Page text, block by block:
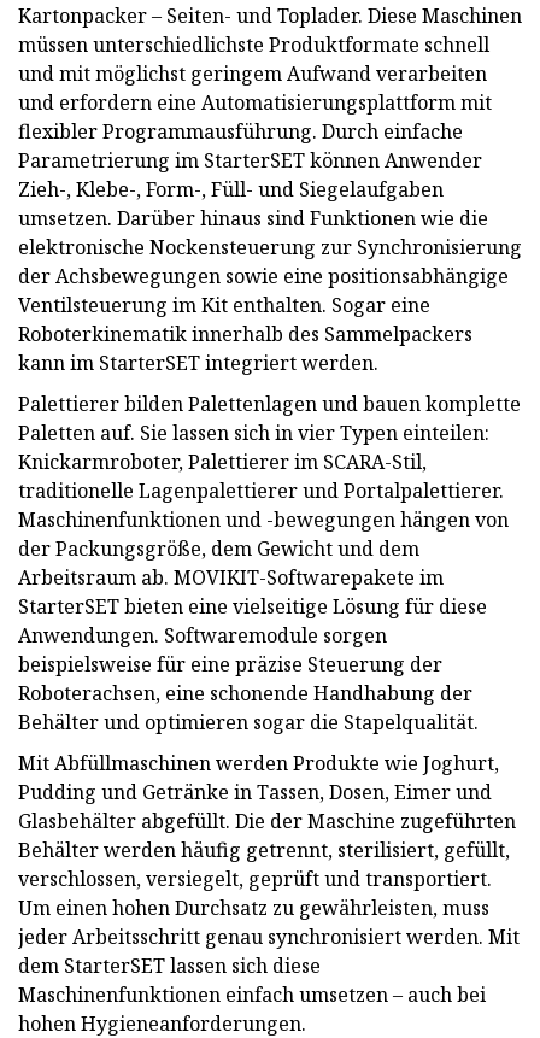
Kartonpacker – Seiten- und Toplader. Diese Maschinen
müssen unterschiedlichste Produktformate schnell
und mit möglichst geringem Aufwand verarbeiten
und erfordern eine Automatisierungsplattform mit
flexibler Programmausführung. Durch einfache
Parametrierung im StarterSET können Anwender
Zieh-, Klebe-, Form-, Füll- und Siegelaufgaben
umsetzen. Darüber hinaus sind Funktionen wie die
elektronische Nockensteuerung zur Synchronisierung
der Achsbewegungen sowie eine positionsabhängige
Ventilsteuerung im Kit enthalten. Sogar eine
Roboterkinematik innerhalb des Sammelpackers
kann im StarterSET integriert werden.
Palettierer bilden Palettenlagen und bauen komplette
Paletten auf. Sie lassen sich in vier Typen einteilen:
Knickarmroboter, Palettierer im SCARA-Stil,
traditionelle Lagenpalettierer und Portalpalettierer.
Maschinenfunktionen und -bewegungen hängen von
der Packungsgröße, dem Gewicht und dem
Arbeitsraum ab. MOVIKIT-Softwarepakete im
StarterSET bieten eine vielseitige Lösung für diese
Anwendungen. Softwaremodule sorgen
beispielsweise für eine präzise Steuerung der
Roboterachsen, eine schonende Handhabung der
Behälter und optimieren sogar die Stapelqualität.
Mit Abfüllmaschinen werden Produkte wie Joghurt,
Pudding und Getränke in Tassen, Dosen, Eimer und
Glasbehälter abgefüllt. Die der Maschine zugeführten
Behälter werden häufig getrennt, sterilisiert, gefüllt,
verschlossen, versiegelt, geprüft und transportiert.
Um einen hohen Durchsatz zu gewährleisten, muss
jeder Arbeitsschritt genau synchronisiert werden. Mit
dem StarterSET lassen sich diese
Maschinenfunktionen einfach umsetzen – auch bei
hohen Hygieneanforderungen.